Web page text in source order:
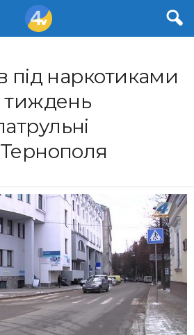
під наркотиками
тиждень
Тернополя